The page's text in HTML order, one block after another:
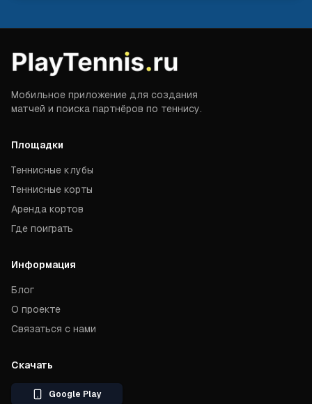
Мобильное приложение для создания
матчей и поиска партнёров по теннису.
Площадки
Теннисные клубы
Теннисные корты
Аренда кортов
Где поиграть
Информация
Блог
О проекте
Связаться с нами
Скачать
Google Play